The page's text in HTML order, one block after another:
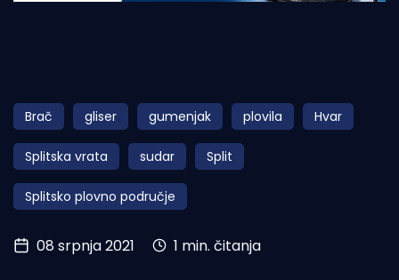
Obala
Otoci
Turizam i nautika
Pomorstvo
Ribolov
Brač gliser gumenjak plovila Hvar
Splitska vrata sudar Split
Splitsko plovno područje
08 srpnja 2021 1 min. čitanja